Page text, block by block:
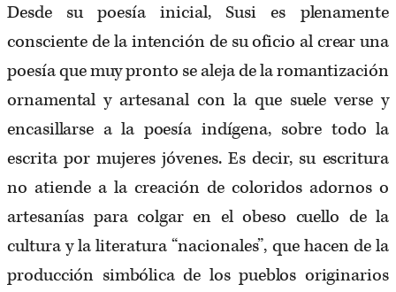
Desde su poesía inicial, Susi es plenamente
consciente de la intención de su oficio al crear una
poesía que muy pronto se aleja de la romantización
ornamental y artesanal con la que suele verse y
encasillarse a la poesía indígena, sobre todo la
escrita por mujeres jóvenes. Es decir, su escritura
no atiende a la creación de coloridos adornos o
artesanías para colgar en el obeso cuello de la
cultura y la literatura “nacionales”, que hacen de la
producción simbólica de los pueblos originarios